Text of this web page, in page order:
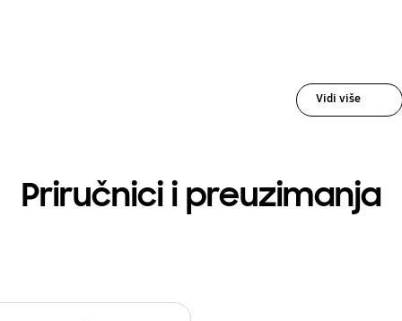
Vidi više
Priručnici i preuzimanja